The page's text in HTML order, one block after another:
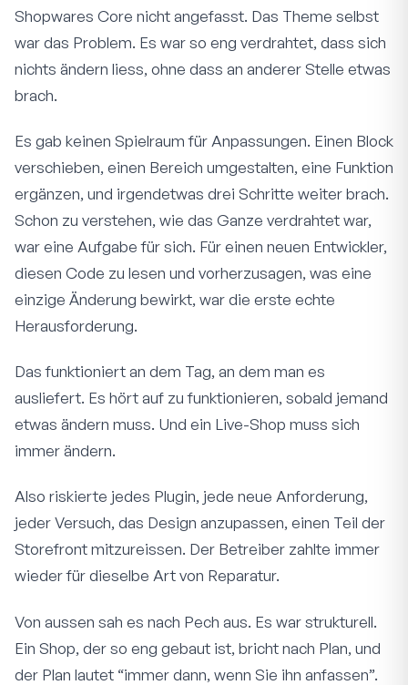
Shopwares Core nicht angefasst. Das Theme selbst
war das Problem. Es war so eng verdrahtet, dass sich
nichts ändern liess, ohne dass an anderer Stelle etwas
brach.
Es gab keinen Spielraum für Anpassungen. Einen Block
verschieben, einen Bereich umgestalten, eine Funktion
ergänzen, und irgendetwas drei Schritte weiter brach.
Schon zu verstehen, wie das Ganze verdrahtet war,
war eine Aufgabe für sich. Für einen neuen Entwickler,
diesen Code zu lesen und vorherzusagen, was eine
einzige Änderung bewirkt, war die erste echte
Herausforderung.
Das funktioniert an dem Tag, an dem man es
ausliefert. Es hört auf zu funktionieren, sobald jemand
etwas ändern muss. Und ein Live-Shop muss sich
immer ändern.
Also riskierte jedes Plugin, jede neue Anforderung,
jeder Versuch, das Design anzupassen, einen Teil der
Storefront mitzureissen. Der Betreiber zahlte immer
wieder für dieselbe Art von Reparatur.
Von aussen sah es nach Pech aus. Es war strukturell.
Ein Shop, der so eng gebaut ist, bricht nach Plan, und
der Plan lautet “immer dann, wenn Sie ihn anfassen”.